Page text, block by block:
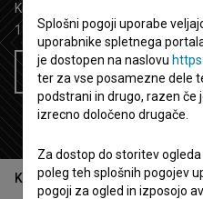
Kratki dokumentarni film
1986
Jugoslavija (Slovenija)
Želim si ogledati ta film
Kazalo
Splošni pogoji uporabe
uporabnike spletnega
je dostopen na naslovu
ter za vse posamezne dele
podstrani in drugo, razen če
izrecno določeno drugače.
Za dostop do storitev
poleg teh splošnih pogojev
pogoji za ogled in izposojo